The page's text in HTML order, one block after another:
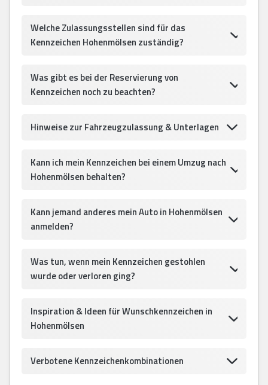
Welche Zulassungsstellen sind für das
Kennzeichen Hohenmölsen zuständig?
Was gibt es bei der Reservierung von
Kennzeichen noch zu beachten?
Hinweise zur Fahrzeugzulassung & Unterlagen
Kann ich mein Kennzeichen bei einem Umzug nach
Hohenmölsen behalten?
Kann jemand anderes mein Auto in Hohenmölsen
anmelden?
Was tun, wenn mein Kennzeichen gestohlen
wurde oder verloren ging?
Inspiration & Ideen für Wunschkennzeichen in
Hohenmölsen
Verbotene Kennzeichenkombinationen